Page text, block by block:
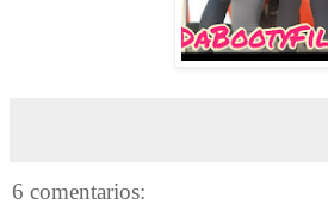
6 comentarios: